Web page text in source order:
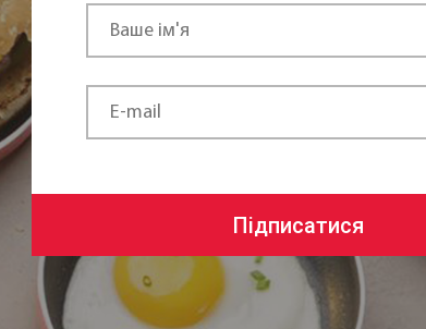
Підписатися